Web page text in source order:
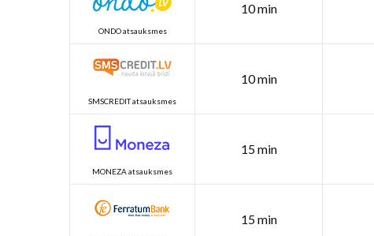
ONDO atsauksmes
10 min
SMSCREDIT atsauksmes
10 min
MONEZA atsauksmes
15 min
15 min